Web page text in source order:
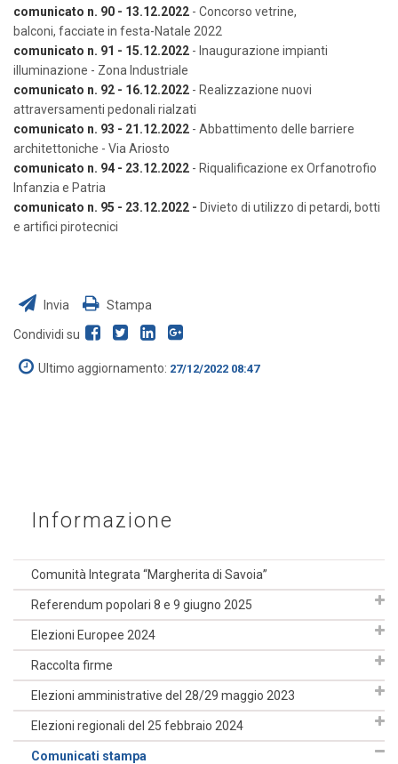
comunicato n. 90 - 13.12.2022 - Concorso vetrine,
balconi, facciate in festa-Natale 2022
comunicato n. 91 - 15.12.2022 - Inaugurazione impianti
illuminazione - Zona Industriale
comunicato n. 92 - 16.12.2022 - Realizzazione nuovi
attraversamenti pedonali rialzati
comunicato n. 93 - 21.12.2022 - Abbattimento delle barriere
architettoniche - Via Ariosto
comunicato n. 94 - 23.12.2022 - Riqualificazione ex Orfanotrofio
Infanzia e Patria
comunicato n. 95 - 23.12.2022 - Divieto di utilizzo di petardi, botti
e artifici pirotecnici
Invia Stampa
Condividi su
Ultimo aggiornamento: 27/12/2022 08:47
Informazione
Comunità Integrata “Margherita di Savoia”
Referendum popolari 8 e 9 giugno 2025
Elezioni Europee 2024
Raccolta firme
Elezioni amministrative del 28/29 maggio 2023
Elezioni regionali del 25 febbraio 2024
Comunicati stampa